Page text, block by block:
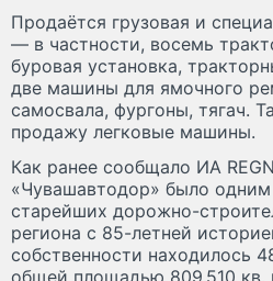
Продаётся грузовая и
— в частности, восемь
буровая установка,
две машины для ямочного
самосвала, фургоны, тягач.
продажу легковые машины.
Как ранее сообщало ИА
«Чувашавтодор» было
старейших дорожно-
региона с 85-летней
собственности находилось